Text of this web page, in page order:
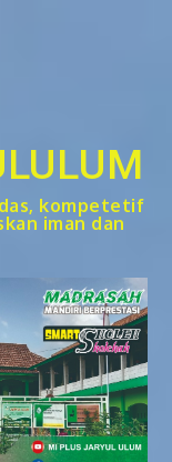
kompetetif
iman dan